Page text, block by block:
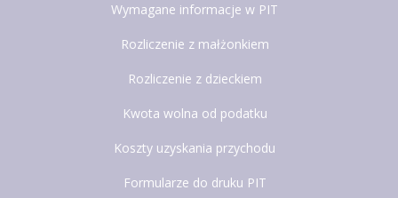
Wymagane informacje w PIT
Rozliczenie z małżonkiem
Rozliczenie z dzieckiem
Kwota wolna od podatku
Koszty uzyskania przychodu
Formularze do druku PIT